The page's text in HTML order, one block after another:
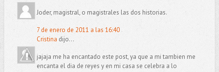
Joder, magistral, o magistrales las dos historias.
7 de enero de 2011 a las 16:40
Cristina dijo...
jajaja me ha encantado este post, ya que a mi tambien me
encanta el dia de reyes y en mi casa se celebra a lo